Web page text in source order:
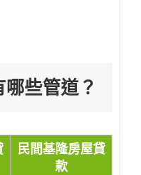
些管道？
民間基隆房屋貸
款